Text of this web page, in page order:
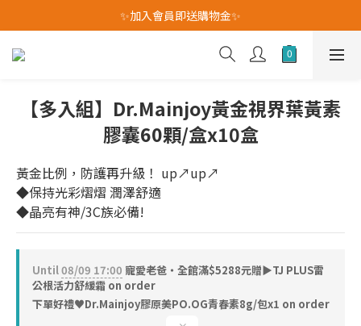
我愛爸爸★全館消費滿$528元免運費(活動至8/10)
✨加入會員即送購物金✨
我愛爸爸★全館消費滿$528元免運費(活動至8/10)
【多入組】Dr.Mainjoy黃金視界葉黃素
膠囊60顆/盒x10盒
黃金比例，防護再升級！ up↗up↗
◆保持光彩熠熠 潤澤舒適
◆晶亮有神/3C族必備!
Until08/09 17:00 寵愛老爸・全館滿$5288元贈▶TJ PLUS雷
公根活力舒緩霜 on order
下單好禮♥︎Dr.Mainjoy膠原美PO.OG青春素8g/包x1 on order